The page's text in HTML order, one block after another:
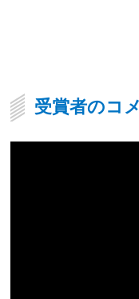
受賞者のコ